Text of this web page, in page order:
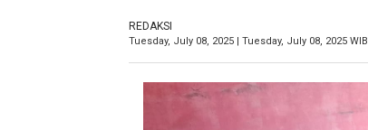
REDAKSI
Tuesday, July 08, 2025 | Tuesday, July 08, 2025 WIB